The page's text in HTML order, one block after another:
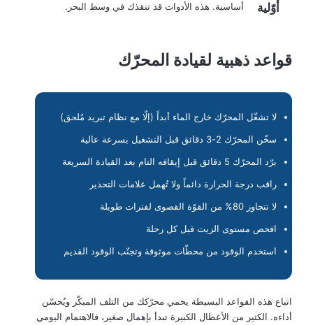
أوّلية
أساسية. هذه الأدوات قد تنقذك في وسط البحر.
قواعد ذهبية لقيادة المحرّك
لا تشغّل المحرّك خارج الماء أبداً (إلّا مع نظام تبريد مُلحق)
سخّن المحرّك 2-3 دقائق قبل التشغيل بسرعة عالية
برّد المحرّك 5 دقائق قبل إيقافه التام بعد القيادة السريعة
راقب درجة الحرارة دائماً ولا تُهمل علامات التحذير
لا تتجاوز 80% من القوّة القصوى لفترات طويلة
افحص مستوى الزيت قبل كل رحلة
استخدم الوقود من محطّات موثوقة وتجنّب الوقود القديم
اتباع هذه القواعد البسيطة يحمي محرّكك من التلف المبكّر ويُحسّن
أداءه. الكثير من الأعطال الكبيرة تبدأ بإهمال صغير، فالاهتمام اليومي